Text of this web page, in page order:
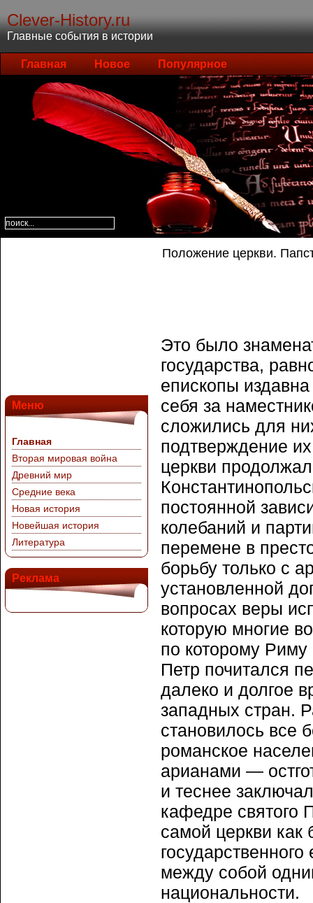
Clever-History.ru
Главные события в истории
Главная Новое Популярное
Меню
Главная
Вторая мировая война
Древний мир
Средние века
Новая история
Новейшая история
Литература
Реклама
Положение церкви.
Это было
государства,
епископы
себя за
сложились для
подтверждение
церкви
постоянной
колебаний и
перемене в
борьбу только с
установленной
вопросах веры
которую многие
по которому Риму
Петр почитался
далеко и долгое
западных стран.
становилось все
романское
арианами —
и теснее
кафедре святого
самой церкви как
между собой
национальности.